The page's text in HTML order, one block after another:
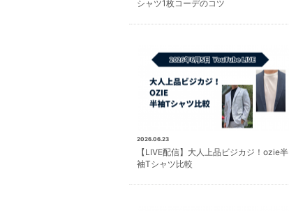
シャツ1枚コーデのコツ
2026.06.23
【LIVE配信】大人上品ビジカジ！ozie半
袖Tシャツ比較